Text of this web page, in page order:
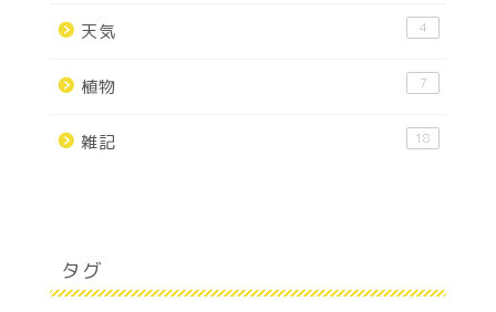
天気 4
植物 7
雑記 18
タグ